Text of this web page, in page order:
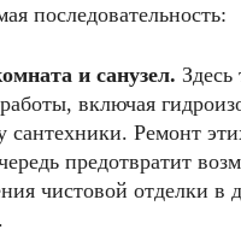
последовательность:
и санузел. Здесь
включая
сантехники. Ремонт
предотвратит
чистовой отделки в